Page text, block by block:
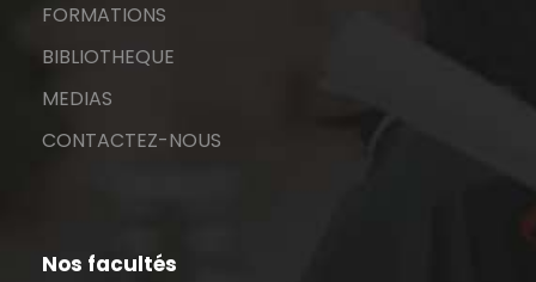
FORMATIONS
BIBLIOTHEQUE
MEDIAS
CONTACTEZ-NOUS
Nos facultés